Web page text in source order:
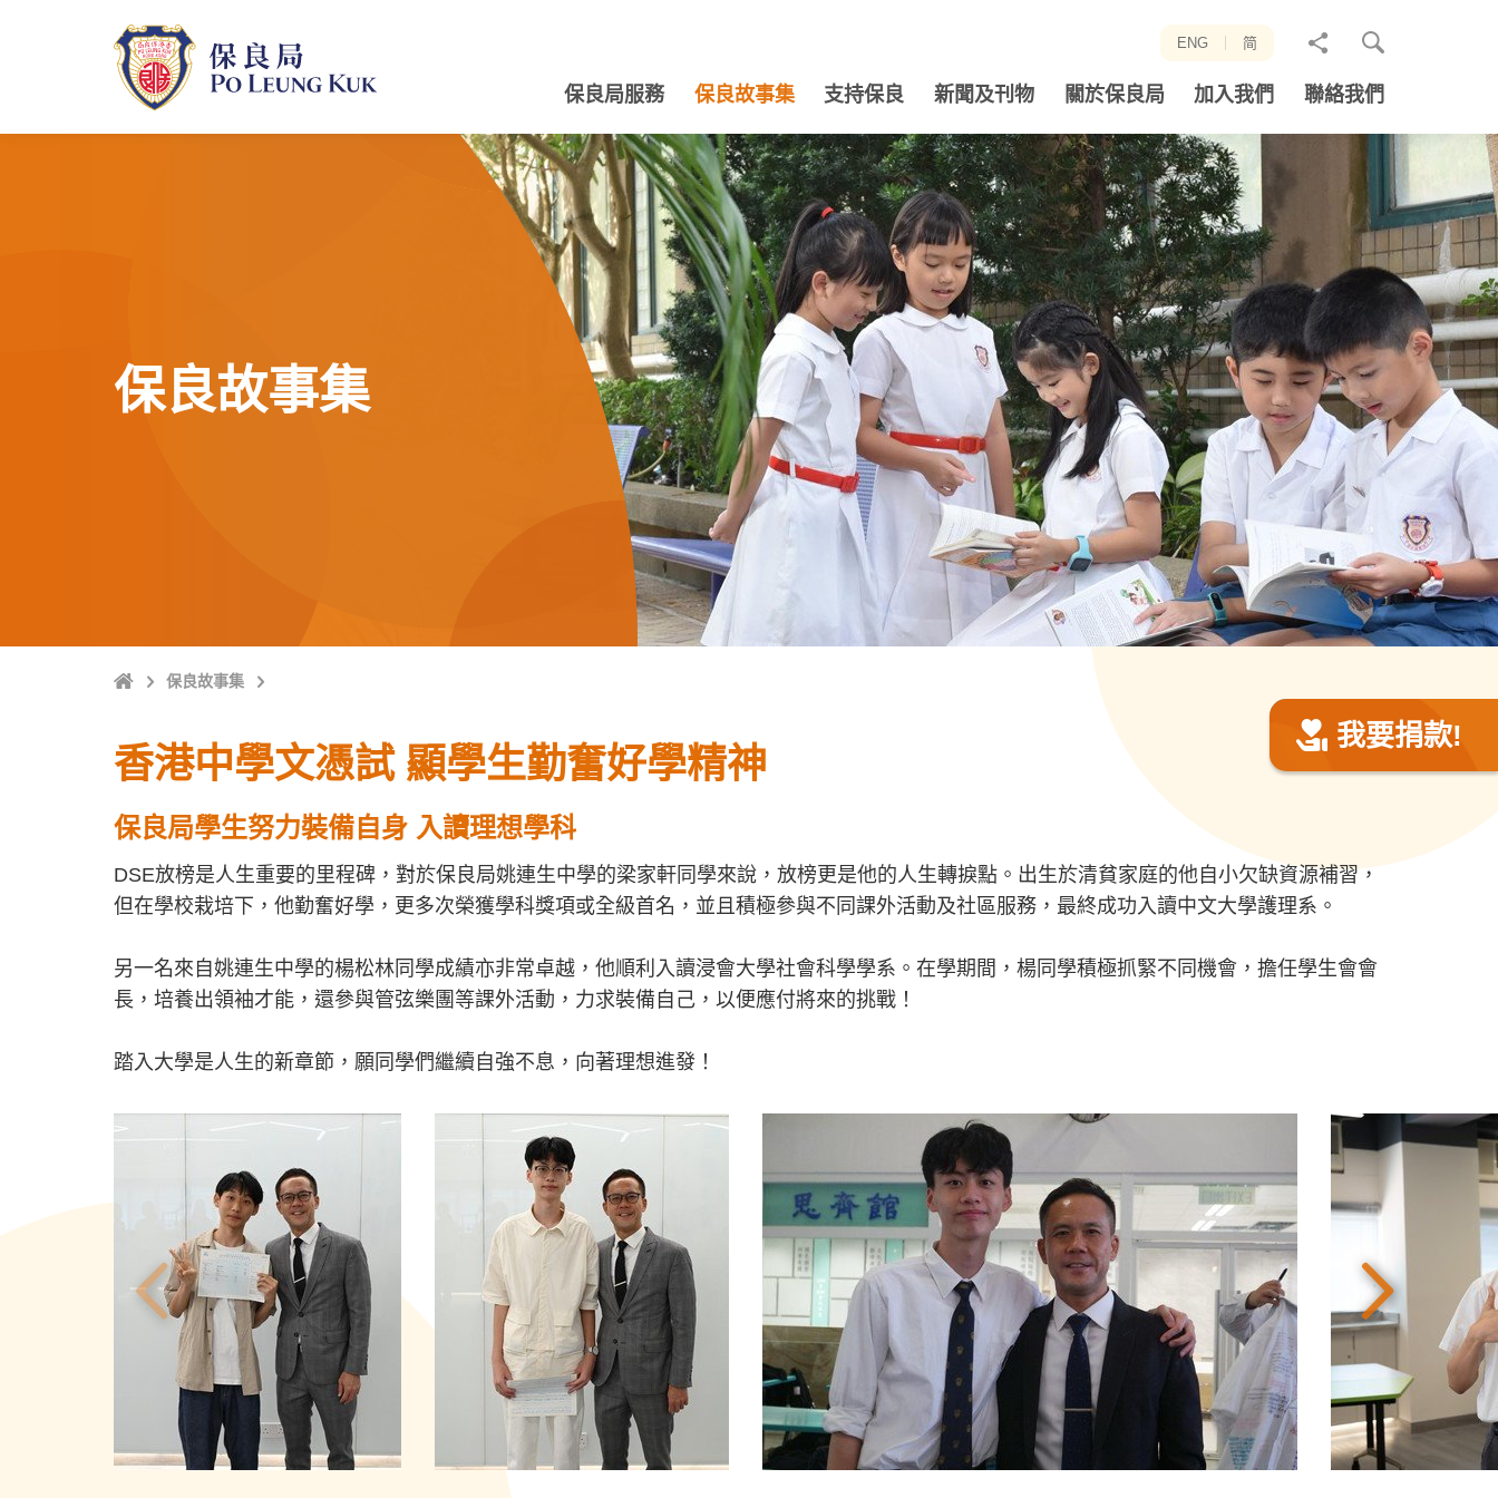
ENG 简
分
至
保良局服務 保良故事集 支持保良 新聞及刊物 關於保良局 加入我們 聯絡我們
保良故事集
主
保良故事集
我要捐款!
香港中學文憑試 顯學生勤奮好學精神
保良局學生努力裝備自身 入讀理想學科
DSE放榜是人生重要的里程碑，對於保良局姚連生中學的梁家軒同學來說，放榜更是他的人生轉捩點。出生於清貧家庭的他自小欠缺資源補習，
但在學校栽培下，他勤奮好學，更多次榮獲學科獎項或全級首名，並且積極參與不同課外活動及社區服務，最終成功入讀中文大學護理系。
另一名來自姚連生中學的楊松林同學成績亦非常卓越，他順利入讀浸會大學社會科學學系。在學期間，楊同學積極抓緊不同機會，擔任學生會會
長，培養出領袖才能，還參與管弦樂團等課外活動，力求裝備自己，以便應付將來的挑戰！
踏入大學是人生的新章節，願同學們繼續自強不息，向著理想進發！